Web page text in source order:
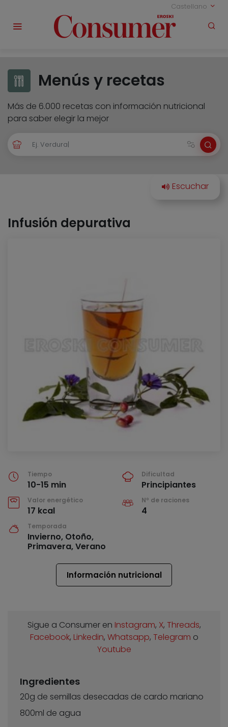
Castellano
Menús y recetas
Más de 6.000 recetas con información nutricional
para saber elegir la mejor
Infusión depurativa
Tiempo
10-15 min
Dificultad
Principiantes
Valor energético
17 kcal
Nº de raciones
4
Temporada
Invierno, Otoño,
Primavera, Verano
Información nutricional
Sigue a Consumer en Instagram, X, Threads,
Facebook, Linkedin, Whatsapp, Telegram o
Youtube
Ingredientes
20g de semillas desecadas de cardo mariano
800ml de agua